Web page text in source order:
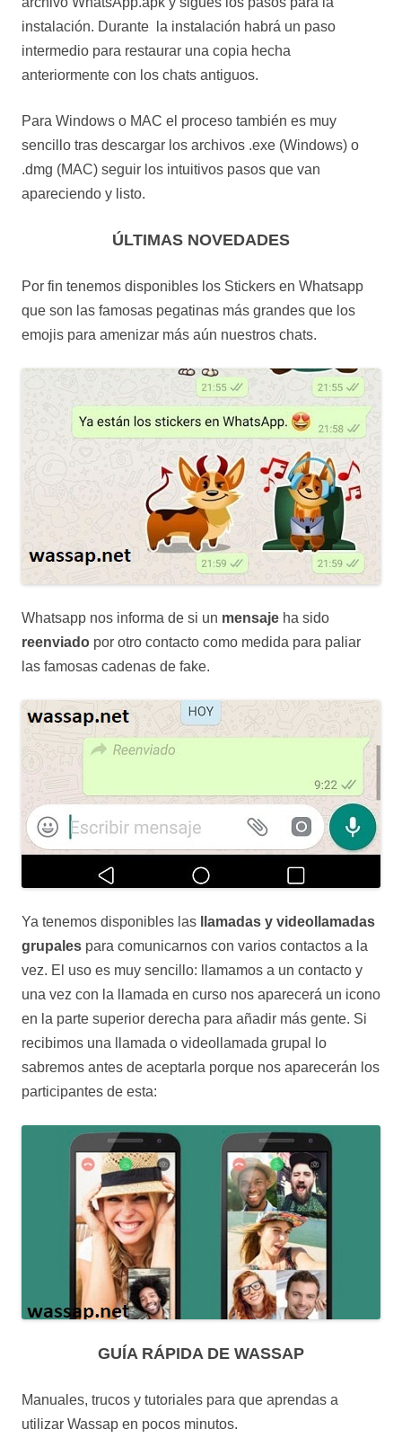
instalación. Durante la instalación habrá un paso
intermedio para restaurar una copia hecha
anteriormente con los chats antiguos.
Para Windows o MAC el proceso también es muy
sencillo tras descargar los archivos .exe (Windows) o
.dmg (MAC) seguir los intuitivos pasos que van
apareciendo y listo.
ÚLTIMAS NOVEDADES
Por fin tenemos disponibles los Stickers en Whatsapp
que son las famosas pegatinas más grandes que los
emojis para amenizar más aún nuestros chats.
Whatsapp nos informa de si un mensaje ha sido
reenviado por otro contacto como medida para paliar
las famosas cadenas de fake.
Ya tenemos disponibles las
llamadas y videollamadas
grupales para comunicarnos con varios contactos a la
vez. El uso es muy sencillo: llamamos a un contacto y
una vez con la llamada en curso nos aparecerá un icono
en la parte superior derecha para añadir más gente. Si
recibimos una llamada o videollamada grupal lo
sabremos antes de aceptarla porque nos aparecerán los
participantes de esta:
GUÍA RÁPIDA DE WASSAP
Manuales, trucos y tutoriales para que aprendas a
utilizar Wassap en pocos minutos.